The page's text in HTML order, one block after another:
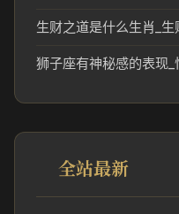
生财之道是什么生肖_
狮子座有神秘感的表现
全站最新